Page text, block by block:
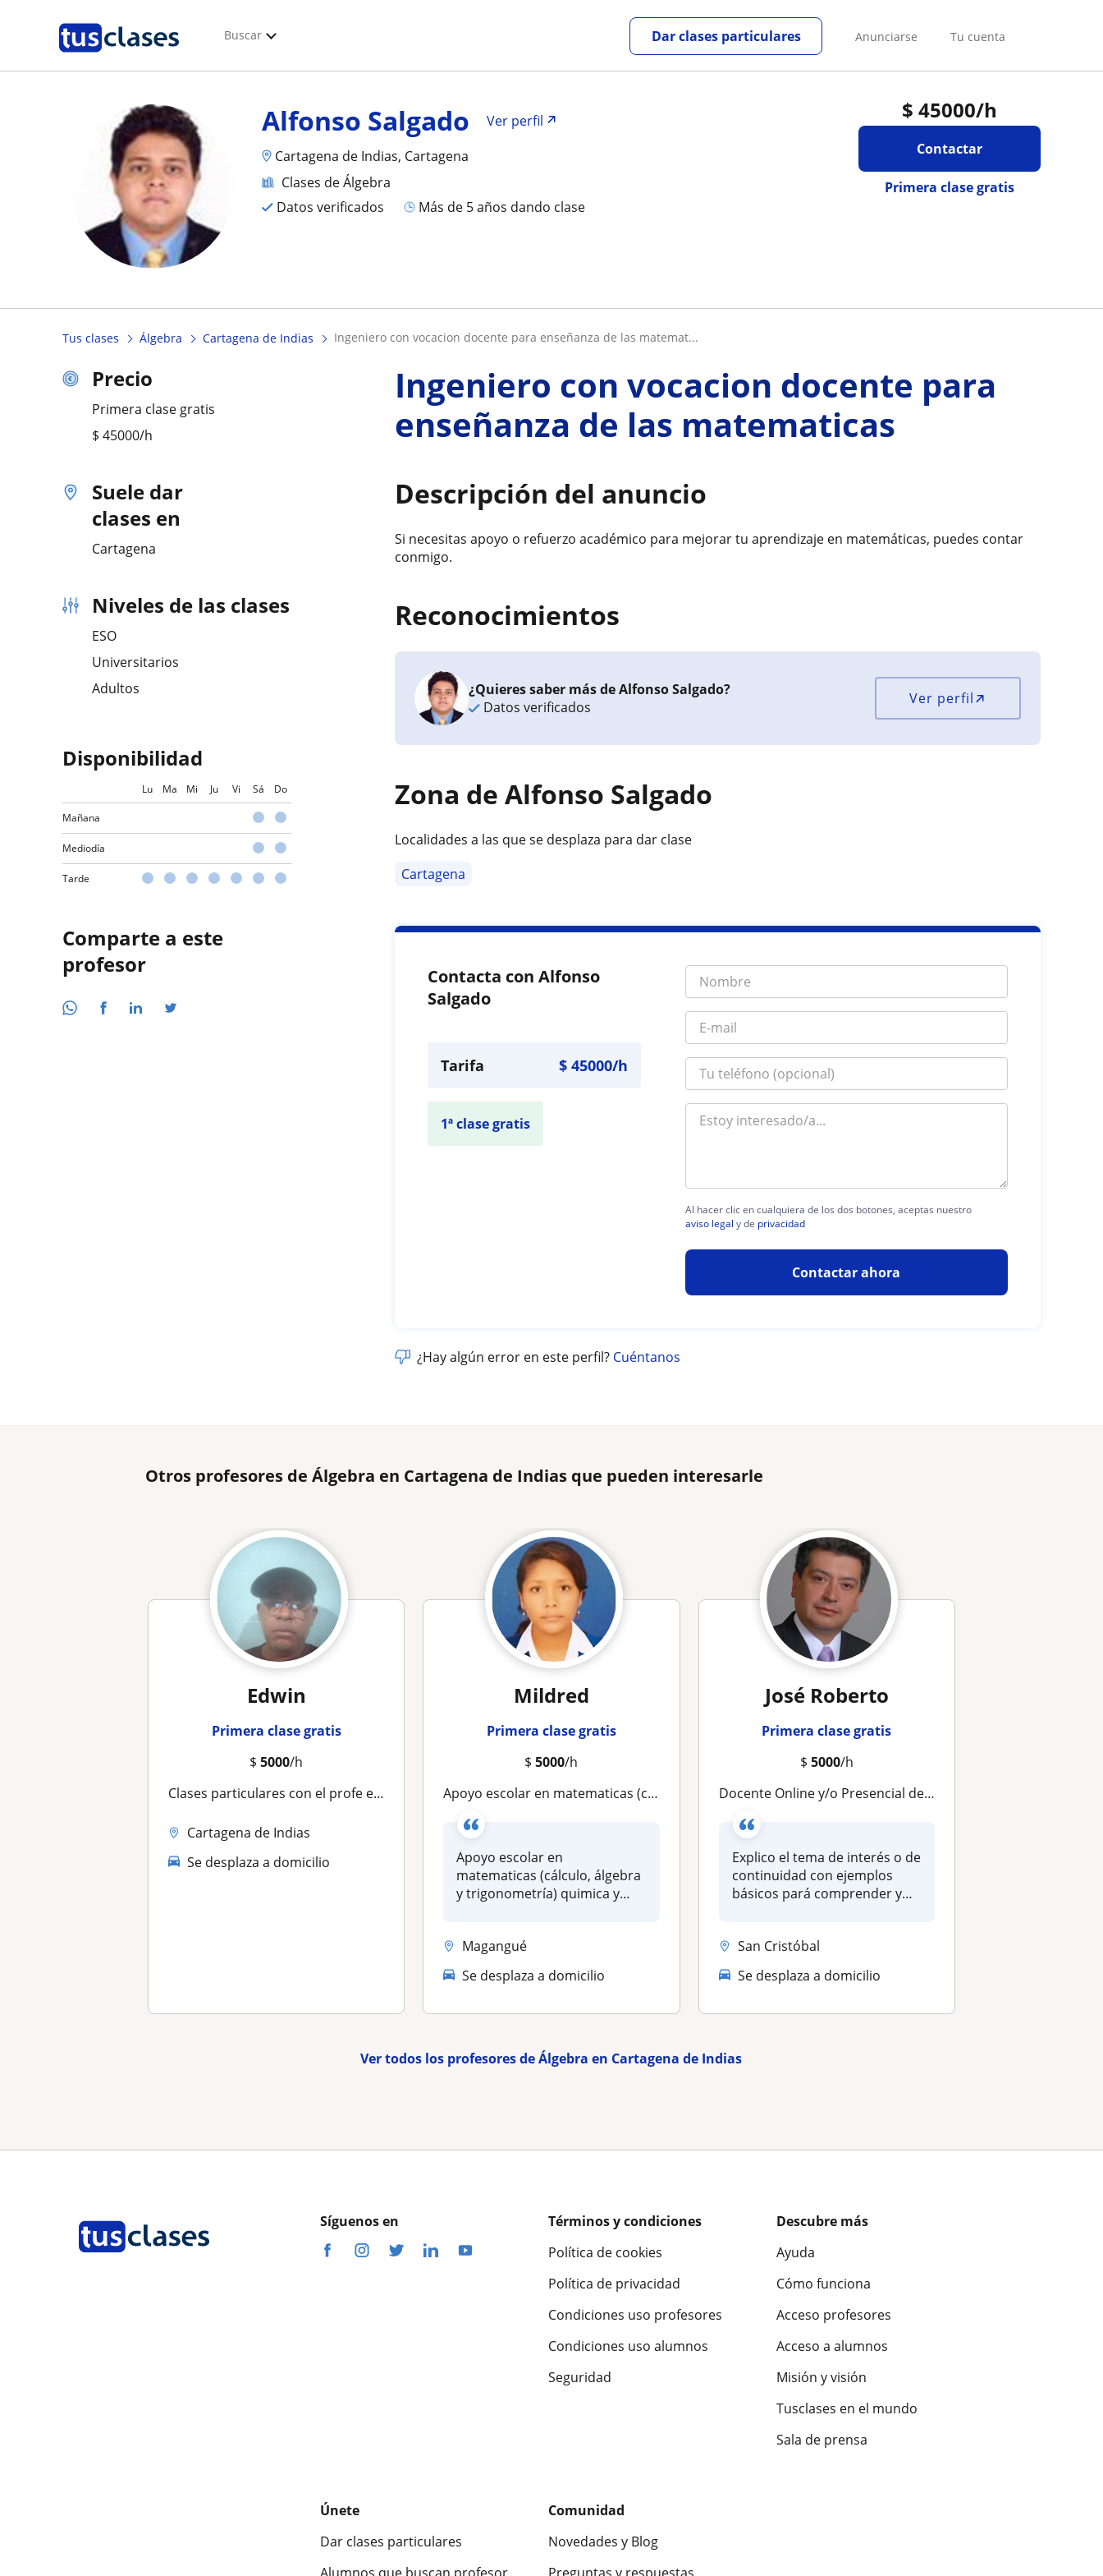
Buscar Anunciarse Tu cuenta
Dar clases particulares
$ 45000/h
Contactar
Primera clase gratis
Alfonso Salgado
Ver perfil
Cartagena de Indias, Cartagena
Clases de Álgebra
Datos verificados
más de 5 años dando clase
Tus clases Álgebra Cartagena de Indias ingeniero con vocacion docente para enseñanza de las matemat...
Precio
Primera clase gratis
$ 45000/h
Suele dar
clases en
Cartagena
Niveles de las clases
ESO
Universitarios
Adultos
Disponibilidad
Lu Ma Mi Ju Vi Sá Do
Mañana
Mediodía
Tarde
Comparte a este
profesor
Ingeniero con vocacion docente para
enseñanza de las matematicas
Descripción del anuncio
Si necesitas apoyo o refuerzo académico para mejorar tu aprendizaje en matemáticas, puedes contar
conmigo.
Reconocimientos
¿Quieres saber más de Alfonso Salgado?
Datos verificados
Ver perfil
Zona de Alfonso Salgado
Localidades a las que se desplaza para dar clase
Cartagena
Contacta con Alfonso
Salgado
Tarifa $45000/h
1ª clase gratis
Al hacer clic en cualquiera de los dos botones, aceptas nuestro
aviso legal y de privacidad
Contactar ahora
¿Hay algún error en este perfil? Cuéntanos
Otros profesores de Álgebra en Cartagena de Indias que pueden interesarle
Edwin
Primera clase gratis
$5000/h
Clases particulares con el profe edwin , matemáticas,física geometría algebra
Cartagena de Indias
Se desplaza a domicilio
Mildred
Primera clase gratis
$5000/h
Apoyo escolar en matematicas (cálculo, álgebra y trigonometría) quimica y física
Apoyo escolar en
matematicas (cálculo, álgebra
y trigonometría) quimica y
Magangué
Se desplaza a domicilio
José Roberto
Primera clase gratis
$ 5000/h
Docente Online y/o Presencial de Matemáticas y Álgebra
Explico el tema de interés o de
continuidad con ejemplos
básicos pará comprender y
San Cristóbal
Se desplaza a domicilio
Ver todos los profesores de Álgebra en Cartagena de Indias
Síguenos en
Términos y condiciones
Política de cookies
Política de privacidad
Condiciones uso profesores
Condiciones uso alumnos
Seguridad
Descubre más
Ayuda
Cómo funciona
Acceso profesores
Acceso a alumnos
Misión y visión
Tusclases en el mundo
Sala de prensa
Únete
Dar clases particulares
Comunidad
Novedades y Blog